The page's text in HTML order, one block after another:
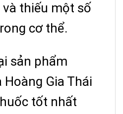
thiếu một số
cơ thể.
sản phẩm
Gia Thái
tốt nhất